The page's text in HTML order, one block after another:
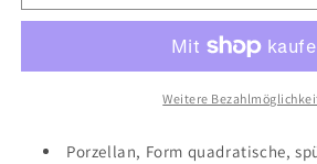
Butterdose
creme
Butterdose
Fantastic
15,5x12,5cm
creme
Weitere
Porzellan, Form quadratische,